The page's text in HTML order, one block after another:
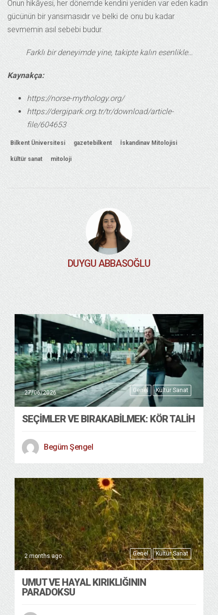
Onun hikâyesi, her dönemde kendini yeniden var eden kadın
gücünün bir yansımasıdır ve belki de onu bu kadar
sevmemin asıl sebebi budur.
Farklı bir deneyimde yine, takipte kalın esenlikle…
Kaynakça:
https://norse-mythology.org/
https://dergipark.org.tr/tr/download/article-
file/604653
Bilkent Üniversitesi gazetebilkent İskandinav Mitolojisi
kültür sanat mitoloji
DUYGU ABBASOĞLU
Genel Kültür Sanat
27/06/2026
SEÇIMLER VE BIRAKABILMEK: KÖR TALIH
Begüm Şengel
Genel Kültür Sanat
2 months ago
UMUT VE HAYAL KIRIKLIĞININ
PARADOKSU